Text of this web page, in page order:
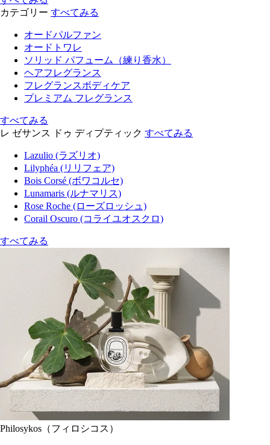
カテゴリー すべてみる
オードパルファン
オードトワレ
ソリッド パフューム（練り香水）
ヘアフレグランス
フレグランスボディケア
プレミアム フレグランス
すべてみる
レ ゼサンス ドゥ ディプティック すべてみる
Lazulio (ラズリオ)
Lilyphéa (リリフェア)
Bois Corsé (ボワコルセ)
Lunamaris (ルナマリス)
Rose Roche (ローズロッシュ)
Corail Oscuro (コライユオスクロ)
すべてみる
Philosykos（フィロシコス）